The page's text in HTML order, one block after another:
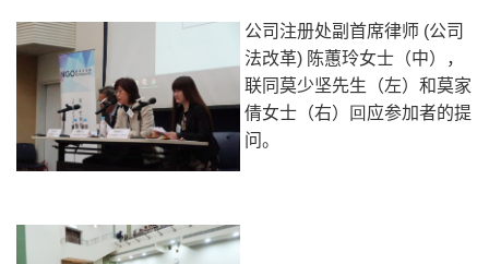
公司注册处副首席律师 (公司
法改革) 陈蕙玲女士（中），
联同莫少坚先生（左）和莫家
倩女士（右） 回应参加者的提
问。